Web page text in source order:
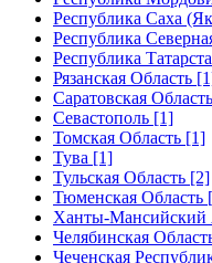
Республика Саха
Республика
Республика
Рязанская Область
Саратовская
Севастополь [1]
Томская Область [1]
Тува [1]
Тульская Область [2]
Тюменская Область
Ханты-
Челябинская
Чеченская